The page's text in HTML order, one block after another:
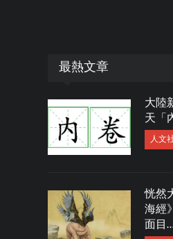
最熱文章
大陸
天「
人文
恍然
海經
面目